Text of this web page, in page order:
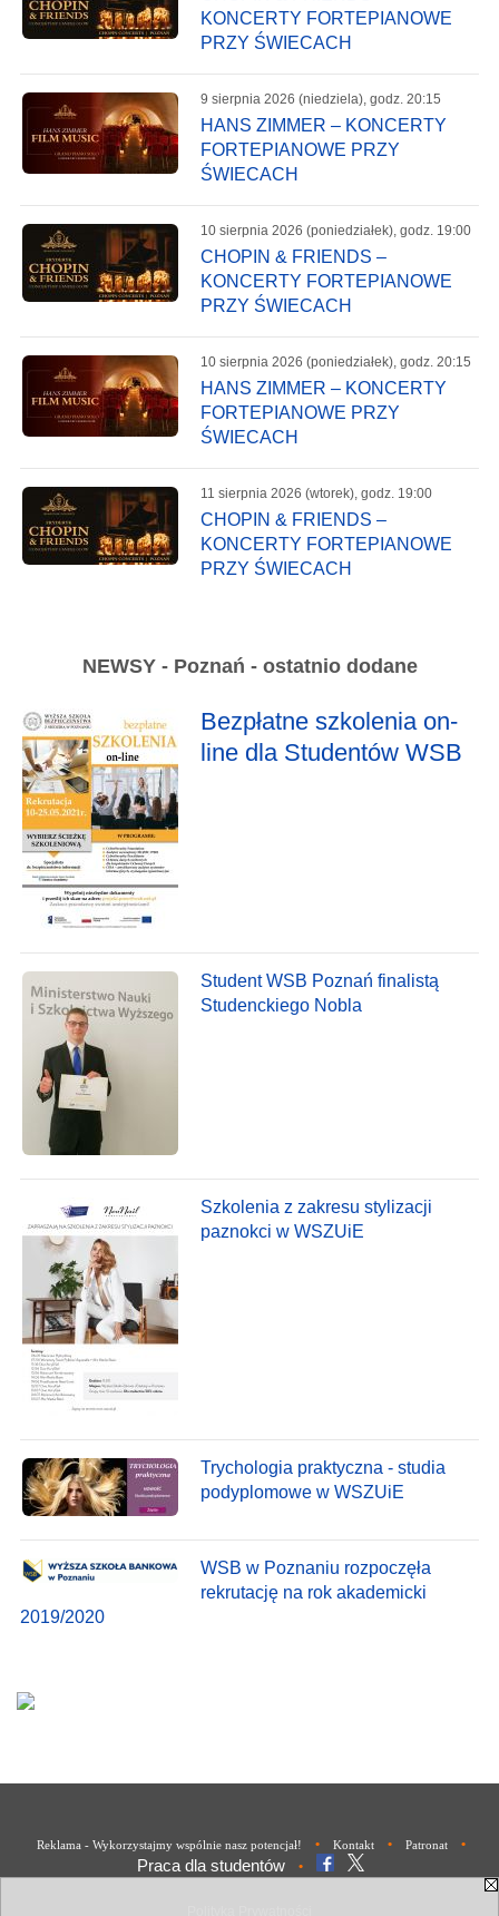
KONCERTY FORTEPIANOWE
PRZY ŚWIECACH
9 sierpnia 2026 (niedziela), godz. 20:15
HANS ZIMMER – KONCERTY
FORTEPIANOWE PRZY
ŚWIECACH
10 sierpnia 2026 (poniedziałek), godz. 19:00
CHOPIN & FRIENDS –
KONCERTY FORTEPIANOWE
PRZY ŚWIECACH
10 sierpnia 2026 (poniedziałek), godz. 20:15
HANS ZIMMER – KONCERTY
FORTEPIANOWE PRZY
ŚWIECACH
11 sierpnia 2026 (wtorek), godz. 19:00
CHOPIN & FRIENDS –
KONCERTY FORTEPIANOWE
PRZY ŚWIECACH
NEWSY - Poznań - ostatnio dodane
Bezpłatne szkolenia on-
line dla Studentów WSB
Student WSB Poznań finalistą
Studenckiego Nobla
Szkolenia z zakresu stylizacji
paznokci w WSZUiE
Trychologia praktyczna - studia
podyplomowe w WSZUiE
WSB w Poznaniu rozpoczęła
rekrutację na rok akademicki
2019/2020
Reklama - Wykorzystajmy wspólnie nasz potencjał! • Kontakt • Patronat •
Praca dla studentów •